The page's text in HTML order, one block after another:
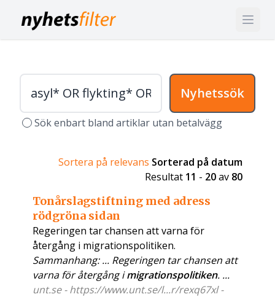
Nyhetssök
Sök enbart bland artiklar utan betalvägg
Sortera på relevans Sorterad på datum
Resultat 11 - 20av 80
Tonårslagstiftning med adress
rödgröna sidan
Regeringen tar chansen att varna för
återgång i migrationspolitiken.
Sammanhang: ... Regeringen tar chansen att
varna för återgång imigrationspolitiken. ...
unt.se - https://www.unt.se/l...r/rexq67xl -